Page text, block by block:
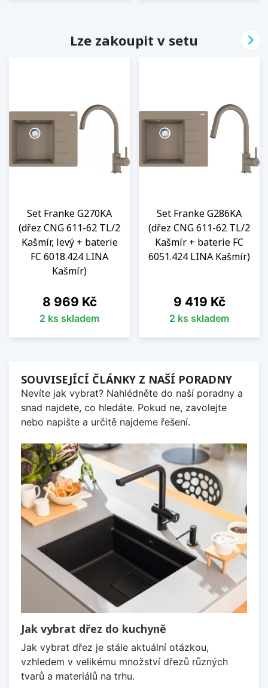
Lze zakoupit v setu
Set Franke G270KA
(dřez CNG 611-62 TL/2
Kašmír, levý + baterie
FC 6018.424 LINA
Kašmír)
Cena
8 969 Kč
2 ks skladem
Set Franke G286KA
(dřez CNG 611-62 TL/2
Kašmír + baterie FC
6051.424 LINA Kašmír)
Cena
9 419 Kč
2 ks skladem

SOUVISEJÍCÍ ČLÁNKY Z NAŠÍ PORADNY
Nevíte jak vybrat? Nahlédněte do naší poradny a
snad najdete, co hledáte. Pokud ne, zavolejte
nebo napište a určitě najdeme řešení.
Jak vybrat dřez do kuchyně
Jak vybrat dřez je stále aktuální otázkou,
vzhledem v velikému množství dřezů různých
tvarů a materiálů na trhu.